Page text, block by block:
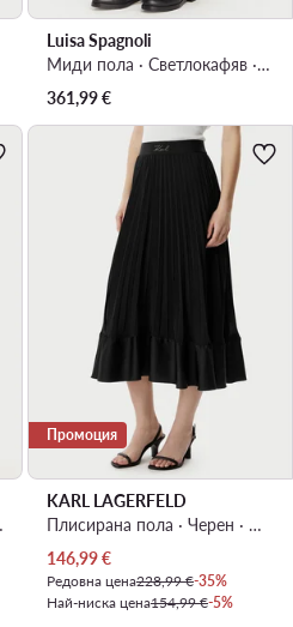
Luisa Spagnoli
Миди пола · Светлокафяв · Миди
361,99€
Мини
Промоция
KARL LAGERFELD
Плисирана пола · Черен · Миди
Актуална цена
146,99€
Редовна цена228,99 €-35%
Най-ниска цена154,99 €-5%